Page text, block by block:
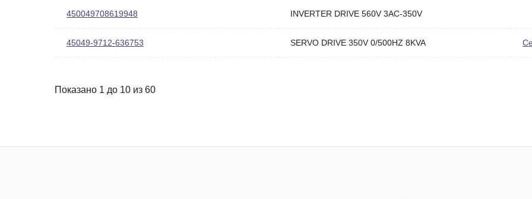
450049708619948 INVERTER DRIVE 560V 3AC-350V
45049-9712-636753 SERVO DRIVE 350V 0/500HZ 8KVA
Показано 1 до 10 из 60